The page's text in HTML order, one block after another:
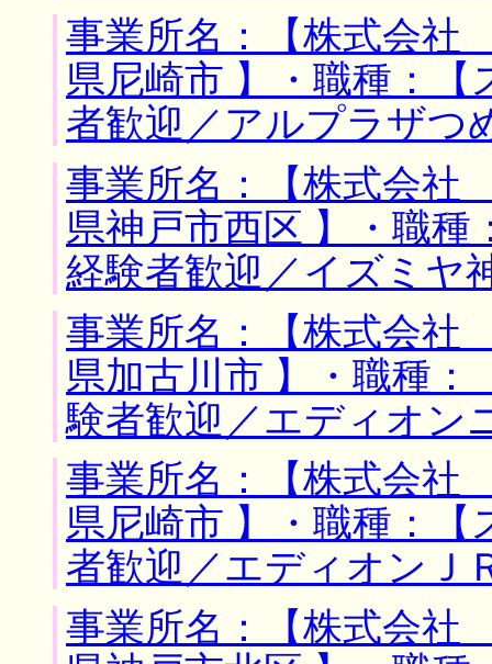
事業所名：【株式会
県尼崎市 】・職種：
者歓迎／アルプラザつ
事業所名：【株式会
県神戸市西区 】・職
経験者歓迎／イズミヤ
事業所名：【株式会
県加古川市 】・職種
験者歓迎／エディオン
事業所名：【株式会
県尼崎市 】・職種：
者歓迎／エディオンＪ
事業所名：【株式会